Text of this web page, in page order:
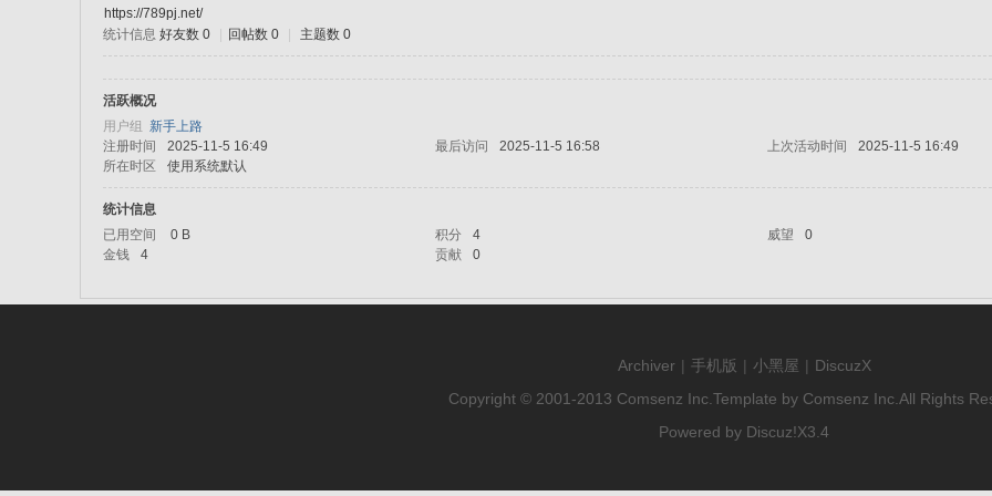
https://789pj.net/
统计信息 好友数 0 回帖数 0 主题数 0
活跃概况
用户组 新手上路
注册时间
2025-11-5 16:49 最后访问 2025-11-5 16:58 上次活动时间
2025-11-5 16:49
所在时区
使用系统默认
统计信息
已用空间
0 B 积分 4 威望
0
金钱
4 贡献 0
Archiver | 手机版 | 小黑屋 | DiscuzX
Copyright © 2001-2013 Comsenz Inc. Template by Comsenz Inc. All Rights
Powered by Discuz!X3.4